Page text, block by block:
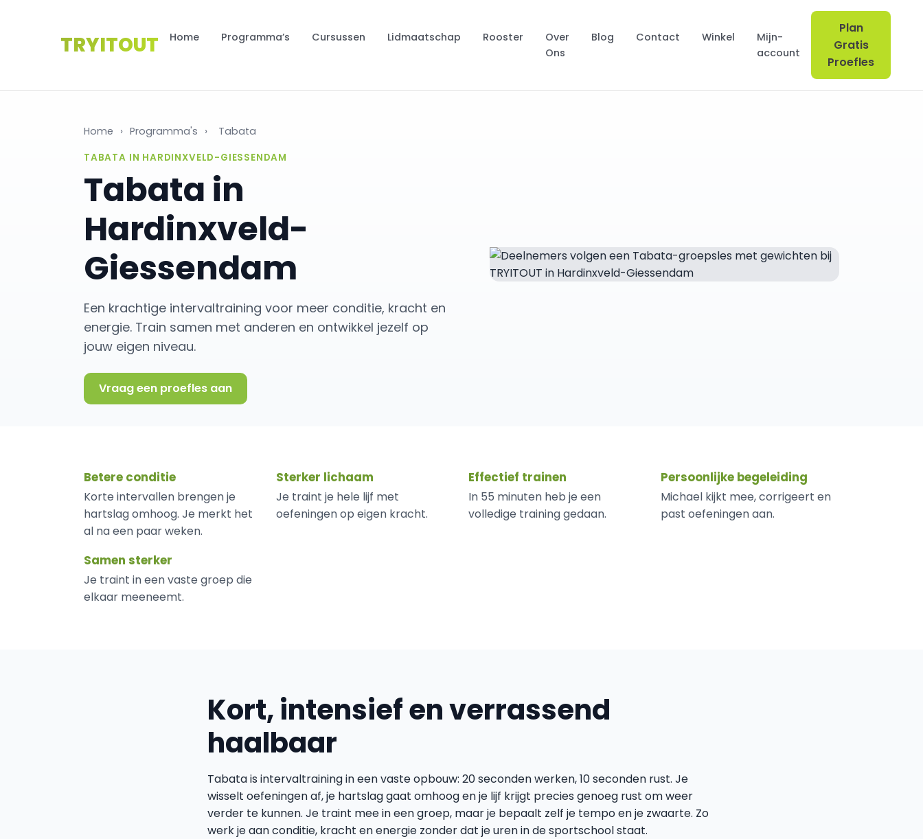
TRYITOUT Home Programma’s Cursussen Lidmaatschap Rooster
Over
Ons
Blog Contact Winkel
Mijn-
account
Plan
Gratis
Proefles
Home › Programma's › Tabata
TABATA IN HARDINXVELD-GIESSENDAM
Tabata in
Hardinxveld-
Giessendam
Een krachtige intervaltraining voor meer conditie, kracht en
energie. Train samen met anderen en ontwikkel jezelf op
jouw eigen niveau.
Vraag een proefles aan
Voordelen van Tabata
Betere conditie
Korte intervallen brengen je
hartslag omhoog. Je merkt het
al na een paar weken.
Sterker lichaam
Je traint je hele lijf met
oefeningen op eigen kracht.
Effectief trainen
In 55 minuten heb je een
volledige training gedaan.
Persoonlijke begeleiding
Michael kijkt mee, corrigeert en
past oefeningen aan.
Samen sterker
Je traint in een vaste groep die
elkaar meeneemt.
Kort, intensief en verrassend
haalbaar
Tabata is intervaltraining in een vaste opbouw: 20 seconden werken, 10 seconden rust. Je
wisselt oefeningen af, je hartslag gaat omhoog en je lijf krijgt precies genoeg rust om weer
verder te kunnen. Je traint mee in een groep, maar je bepaalt zelf je tempo en je zwaarte. Zo
werk je aan conditie, kracht en energie zonder dat je uren in de sportschool staat.